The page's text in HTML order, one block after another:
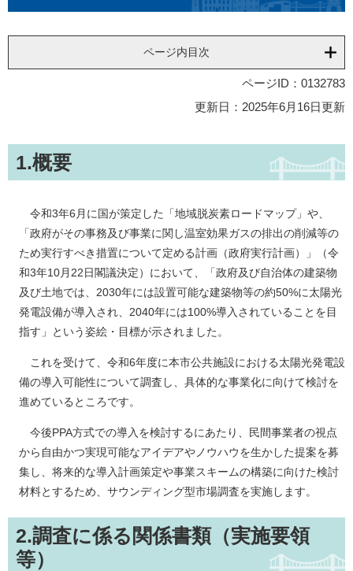
ページ内目次
ページID：0132783
更新日：2025年6月16日更新
1.概要
令和3年6月に国が策定した「地域脱炭素ロードマップ」や、
「政府がその事務及び事業に関し温室効果ガスの排出の削減等の
ため実行すべき措置について定める計画（政府実行計画）」（令
和3年10月22日閣議決定）において、「政府及び自治体の建築物
及び土地では、2030年には設置可能な建築物等の約50%に太陽光
発電設備が導入され、2040年には100%導入されていることを目
指す」という姿絵・目標が示されました。
これを受けて、令和6年度に本市公共施設における太陽光発電設
備の導入可能性について調査し、具体的な事業化に向けて検討を
進めているところです。
今後PPA方式での導入を検討するにあたり、民間事業者の視点
から自由かつ実現可能なアイデアやノウハウを生かした提案を募
集し、将来的な導入計画策定や事業スキームの構築に向けた検討
材料とするため、サウンディング型市場調査を実施します。
2.調査に係る関係書類（実施要領
等）